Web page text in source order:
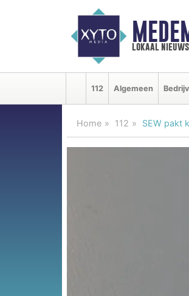
lokaal
112 Algemeen
Home 112 SEW pakt